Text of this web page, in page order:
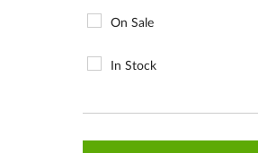
On Sale
In Stock